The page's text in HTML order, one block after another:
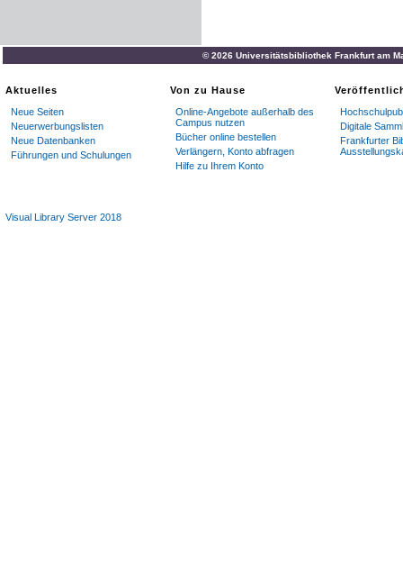
© 2026 Universitätsbibliothek Frankfurt am
Aktuelles
Neue Seiten
Neuerwerbungslisten
Neue Datenbanken
Führungen und Schulungen
Von zu Hause
Online-Angebote außerhalb des
Campus nutzen
Bücher online bestellen
Verlängern, Konto abfragen
Hilfe zu Ihrem Konto
Digitale
Frankfurter
Visual Library Server 2018